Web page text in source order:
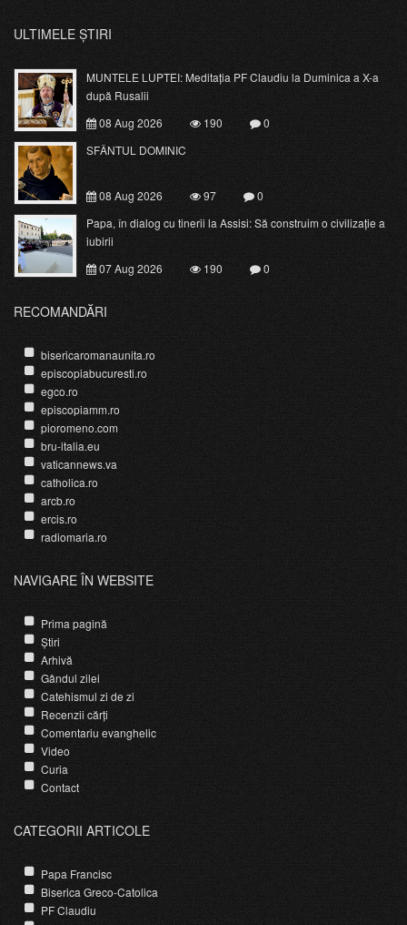
ULTIMELE ȘTIRI
MUNTELE LUPTEI: Meditația PF Claudiu la Duminica a X-a
după Rusalii
08 Aug 2026
190
0
SFÂNTUL DOMINIC
08 Aug 2026 97
0
Papa, în dialog cu tinerii la Assisi: Să construim o civilizație a
iubirii
07 Aug 2026
190 0
RECOMANDĂRI
bisericaromanaunita.ro
episcopiabucuresti.ro
egco.ro
episcopiamm.ro
pioromeno.com
bru-italia.eu
vaticannews.va
catholica.ro
arcb.ro
ercis.ro
radiomaria.ro
NAVIGARE ÎN WEBSITE
Prima pagină
Știri
Arhivă
Gândul zilei
Catehismul zi de zi
Recenzii cărți
Comentariu evanghelic
Video
Curia
Contact
CATEGORII ARTICOLE
Papa Francisc
Biserica Greco-Catolica
PF Claudiu